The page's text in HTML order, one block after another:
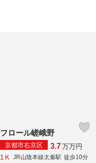
フロール嵯峨野
京都市右京区 3.7万万円
1Ｋ
JR山陰本線太秦駅 徒歩10分